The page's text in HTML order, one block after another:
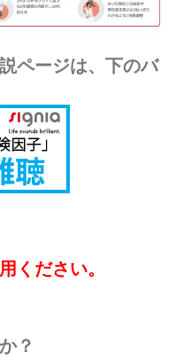
ページは、下のバ
ください。
？